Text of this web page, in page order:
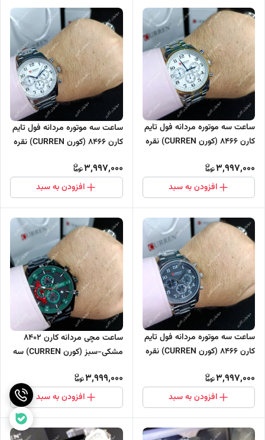
ساعت سه موتوره مردانه فول تایم
کارن 8466 (کورن CURREN) نقره
3,997,000
افزودن به سبد
ساعت سه موتوره مردانه فول تایم
کارن 8466 (کورن CURREN) نقره
3,997,000
افزودن به سبد
ساعت سه موتوره مردانه فول تایم
کارن 8466 (کورن CURREN) نقره
3,997,000
افزودن به سبد
ساعت مچی مردانه کارن 8402
مشکی-سبز (کورن CURREN) سه
3,999,000
افزودن به سبد